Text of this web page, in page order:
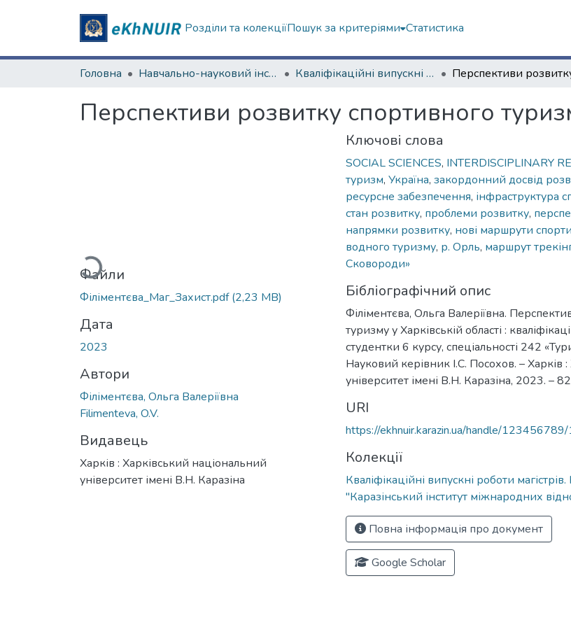
Розділи та колекціїПошук за критеріями Статистика
Головна Навчально-науковий інститут "Каразінський інститут міжнародних відносин та туристичного бізнесу" Кваліфікаційні випускні роботи магістрів. Навчально-науковий інститут "Каразінський інститут міжнародних відносин та туристичного бізнесу"
Перспективи розвитку спортивного
Вантажиться...
Файли
Філіментєва_Маг_Захист.pdf(2,23 MB)
Дата
2023
Автори
Філіментєва, Ольга Валеріївна
Filimenteva, O.V.
Видавець
Харків : Харківський національний
університет імені В.Н. Каразіна
Ключові слова
SOCIAL SCIENCES, INTERDISCIPLINARY
туризм, Україна, закордонний досвід
ресурсне забезпечення, інфраструктура
стан розвитку, проблеми розвитку,
напрямки розвитку, нові маршрути
водного туризму, р. Орль, маршрут
Сковороди»
Бібліографічний опис
Філіментєва, Ольга Валеріївна.
туризму у Харківській області :
студентки 6 курсу, спеціальності 242
Науковий керівник І.С. Посохов. – Харків
університет імені В.Н. Каразіна, 2023. –
URI
https://ekhnuir.karazin.ua/handle/
Колекції
Кваліфікаційні випускні роботи
"Каразінський інститут міжнародних
Повна інформація про документ
Google Scholar